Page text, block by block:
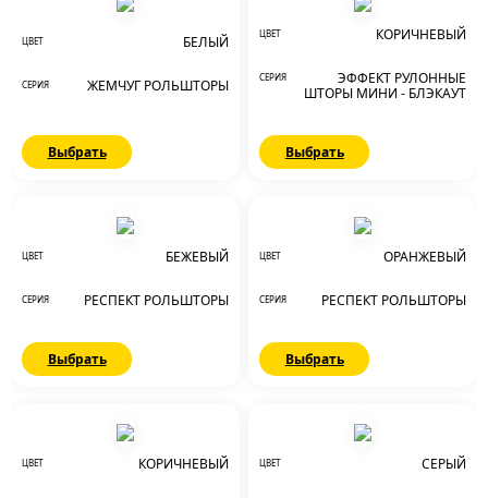
ЦВЕТ БЕЛЫЙ
СЕРИЯ ЖЕМЧУГ РОЛЬШТОРЫ
Выбрать
ЦВЕТ КОРИЧНЕВЫЙ
СЕРИЯ
ЭФФЕКТ РУЛОННЫЕ
ШТОРЫ МИНИ - БЛЭКАУТ
Выбрать
ЦВЕТ БЕЖЕВЫЙ
СЕРИЯ РЕСПЕКТ РОЛЬШТОРЫ
Выбрать
ЦВЕТ ОРАНЖЕВЫЙ
СЕРИЯ РЕСПЕКТ РОЛЬШТОРЫ
Выбрать
ЦВЕТ КОРИЧНЕВЫЙ ЦВЕТ СЕРЫЙ